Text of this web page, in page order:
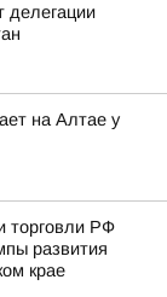
делегации
на Алтае у
торговли РФ
развития
крае